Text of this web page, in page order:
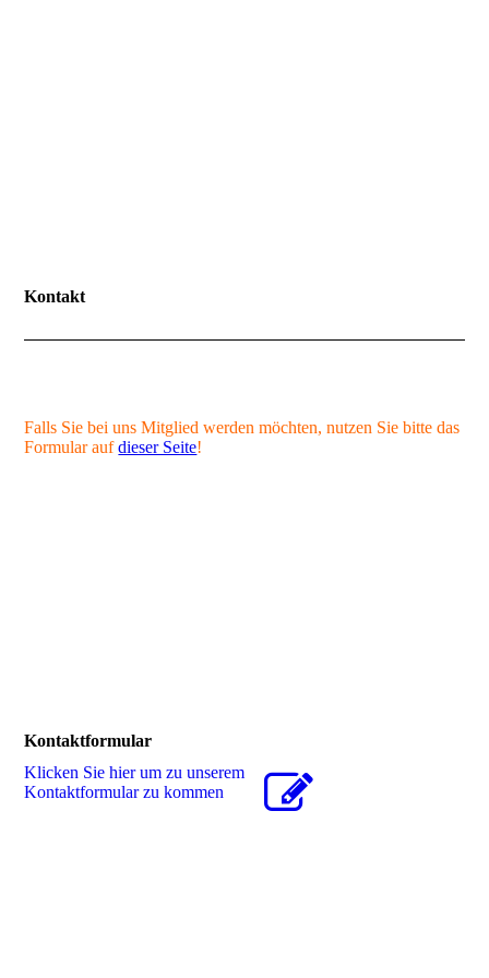
Kontakt
Falls Sie bei uns Mitglied werden möchten, nutzen Sie bitte das
Formular aufdieser Seite!
Kontaktformular
Klicken Sie hier um zu unserem
Kon­takt­for­mu­lar zu kommen